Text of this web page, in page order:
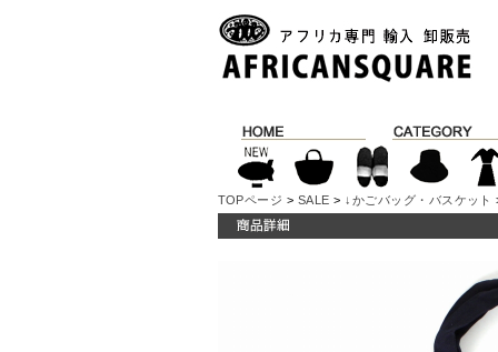
TOPページ > SALE > ↓かごバッグ・バスケット